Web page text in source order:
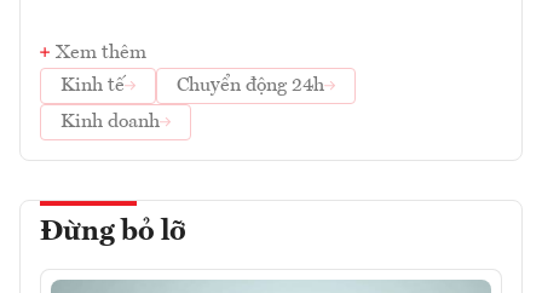
Xem thêm
Kinh tế
Chuyển động 24h
Kinh doanh
Đừng bỏ lỡ